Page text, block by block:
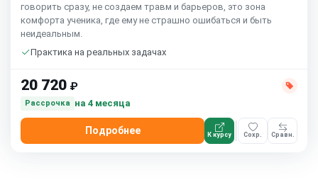
говорить сразу, не создаем травм и барьеров, это зона
комфорта ученика, где ему не страшно ошибаться и быть
неидеальным.
Практика на реальных задачах
20 720 ₽
Рассрочка на 4 месяца
Подробнее К курсу Сохр. Сравн.